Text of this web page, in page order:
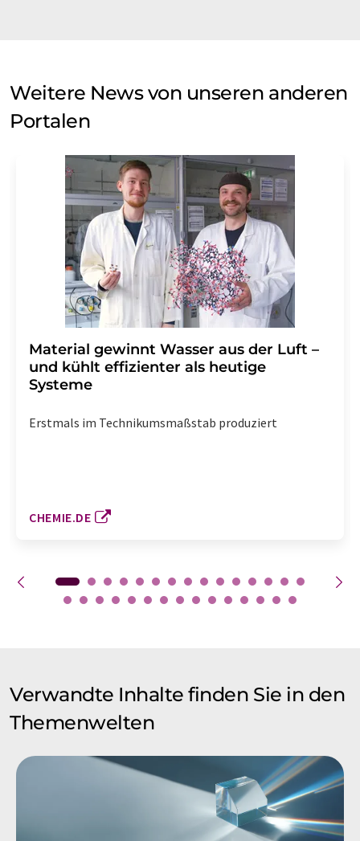
Weitere News von unseren anderen
Portalen
Material gewinnt Wasser aus der Luft –
und kühlt effizienter als heutige
Systeme
Erstmals im Technikumsmaßstab produziert
CHEMIE.DE
Verwandte Inhalte finden Sie in den
Themenwelten